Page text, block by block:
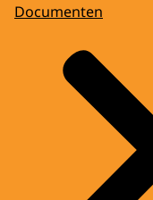
Documenten